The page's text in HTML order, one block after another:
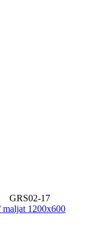
GRS02-17
1200x600